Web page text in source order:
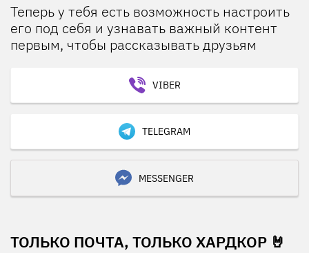
Теперь у тебя есть возможность настроить
его под себя и узнавать важный контент
первым, чтобы рассказывать друзьям
VIBER
TELEGRAM
MESSENGER
ТОЛЬКО ПОЧТА, ТОЛЬКО ХАРДКОР 🤘